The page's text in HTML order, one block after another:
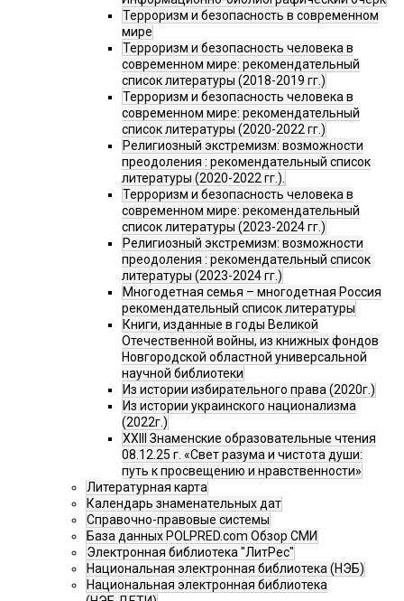
Терроризм и безопасность в современном
мире
Терроризм и безопасность человека в
современном мире: рекомендательный
список литературы (2018-2019 гг.)
Терроризм и безопасность человека в
современном мире: рекомендательный
список литературы (2020-2022 гг.)
Религиозный экстремизм: возможности
преодоления : рекомендательный список
литературы (2020-2022 гг.).
Терроризм и безопасность человека в
современном мире: рекомендательный
список литературы (2023-2024 гг.)
Религиозный экстремизм: возможности
преодоления : рекомендательный список
литературы (2023-2024 гг.)
Многодетная семья – многодетная Россия
рекомендательный список литературы
Книги, изданные в годы Великой
Отечественной войны, из книжных фондов
Новгородской областной универсальной
научной библиотеки
Из истории избирательного права (2020г.)
Из истории украинского национализма
(2022г.)
XXIII Знаменские образовательные чтения
08.12.25 г. «Свет разума и чистота души:
путь к просвещению и нравственности»
Литературная карта
Календарь знаменательных дат
Справочно-правовые системы
База данных POLPRED.com Обзор СМИ
Электронная библиотека "ЛитРес"
Национальная электронная библиотека (НЭБ)
Национальная электронная библиотека